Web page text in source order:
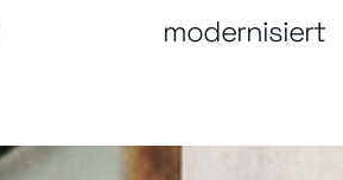
modernisiert